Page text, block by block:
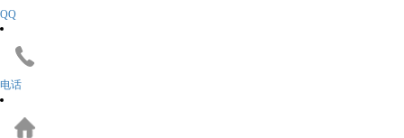
QQ
电话